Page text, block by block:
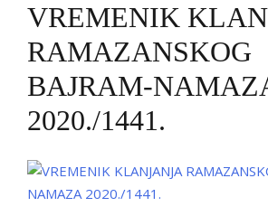
VREMENIK
RAMAZANSKOG
BAJRAM-
2020./1441.